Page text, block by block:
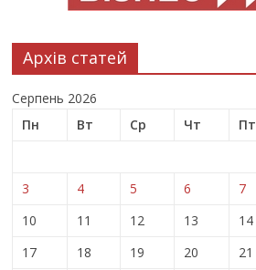
Архів статей
Серпень 2026
Пн
Вт Ср Чт Пт
3
4 5 6 7
10
11 12 13 14
17
18 19 20 21